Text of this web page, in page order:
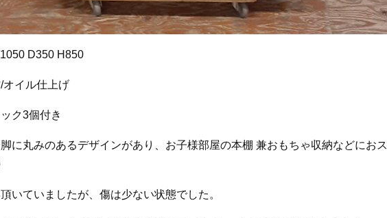
D350 H850
オイル仕上げ
ック3個付き
に丸みのあるデザインがあり、お子様部屋の本棚 兼おもちゃ収納などにおス
いていましたが、傷は少ない状態でした。